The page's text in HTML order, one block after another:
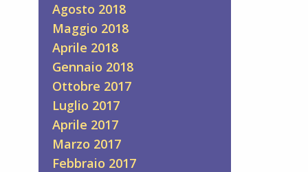
Agosto 2018
Maggio 2018
Aprile 2018
Gennaio 2018
Ottobre 2017
Luglio 2017
Aprile 2017
Marzo 2017
Febbraio 2017